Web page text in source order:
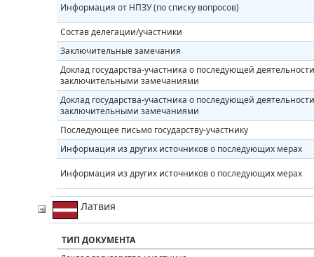
Информация от НПЗУ (по списку вопросов)
Состав делегации/участники
Заключительные замечания
Доклад государства-участника о последующей
заключительными замечаниями
Доклад государства-участника о последующей
заключительными замечаниями
Последующее письмо государству-участнику
Информация из других источников о последующих мерах
Информация из других источников о последующих мерах
Латвия
ТИП ДОКУМЕНТА